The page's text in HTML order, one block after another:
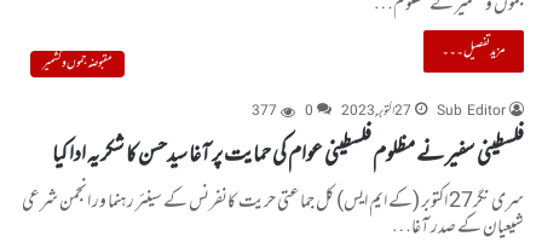
مزید تفصیل۔۔۔
مقبوضہ جموں و کشمیر
Sub Editor
27 اکتوبر, 2023 0
377
فلسطینی سفیر نے مظلوم فلسطینی عوام کی حمایت پر آغا سیدحسن کا شکریہ ادا کیا
سری نگر27 اکتوبر (کے ایم ایس) کل جماعتی حریت کانفرنس کے سینئر رہنما ور انجمن شرعی
شیعیان کے صدر آغا…